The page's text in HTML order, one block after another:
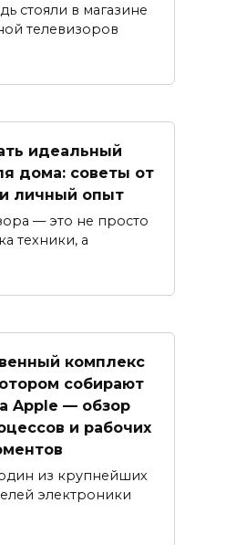
стояли в магазине
телевизоров
идеальный
дома: советы от
личный опыт
— это не просто
техники, а
комплекс
собирают
Apple — обзор
и рабочих
из крупнейших
электроники